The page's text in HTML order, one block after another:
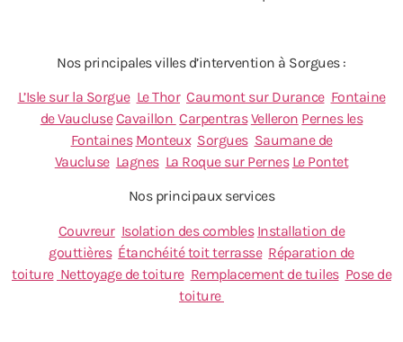
Nos principales villes d’intervention à Sorgues :
L’Isle sur la Sorgue Le Thor Caumont sur Durance Fontaine
de VaucluseCavaillon CarpentrasVelleron Pernes les
Fontaines Monteux Sorgues Saumane de
Vaucluse Lagnes La Roque sur Pernes Le Pontet
Nos principaux services
Couvreur Isolation des combles Installation de
gouttières Étanchéité toit terrasse Réparation de
toiture Nettoyage de toiture Remplacement de tuiles Pose de
toiture